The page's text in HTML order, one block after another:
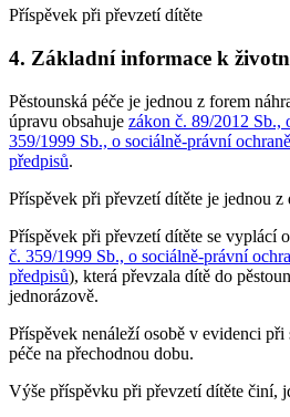
Příspěvek při převzetí dítěte
4. Základní informace k
Pěstounská péče je jednou z forem
úpravu obsahuje zákon č. 89/2012 Sb.,
359/1999 Sb., o sociálně-právní
předpisů.
Příspěvek při převzetí dítěte je jednou z
Příspěvek při převzetí dítěte se vyplácí
č. 359/1999 Sb., o sociálně-právní
předpisů), která převzala dítě do
jednorázově.
Příspěvek nenáleží osobě v evidenci při
péče na přechodnou dobu.
Výše příspěvku při převzetí dítěte činí,